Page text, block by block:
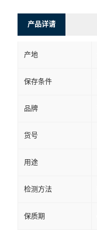
产品详请
产地
保存条件
品牌
货号
用途
检测方法
保质期